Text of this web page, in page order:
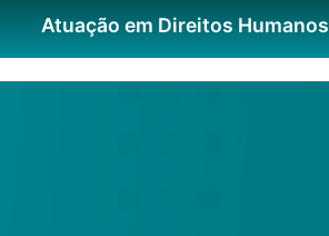
Atuação em Direitos Humanos